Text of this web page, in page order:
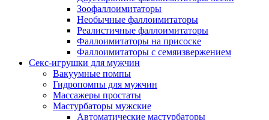
Зоофаллоимитаторы
Необычные фаллоимитаторы
Реалистичные фаллоимитаторы
Фаллоимитаторы на присоске
Фаллоимитаторы с семяизвержением
Секс-игрушки для мужчин
Вакуумные помпы
Гидропомпы для мужчин
Массажеры простаты
Мастурбаторы мужские
Автоматические мастурбаторы